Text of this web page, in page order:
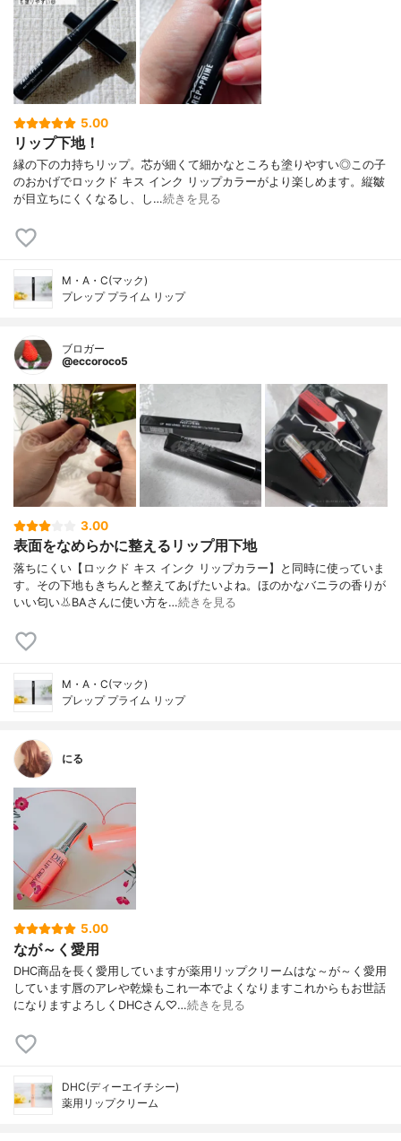
5.00
リップ下地！
縁の下の力持ちリップ。芯が細くて細かなところも塗りやすい◎この子
のおかげでロックド キス インク リップカラーがより楽しめます。縦皺
が目立ちにくくなるし、し…続きを見る
M・A・C(マック)
プレップ プライム リップ
ブロガー
@eccoroco5
3.00
表面をなめらかに整えるリップ用下地
落ちにくい【ロックド キス インク リップカラー】と同時に使っていま
す。その下地もきちんと整えてあげたいよね。ほのかなバニラの香りが
いい匂い👃BAさんに使い方を…続きを見る
M・A・C(マック)
プレップ プライム リップ
にる
5.00
なが～く愛用
DHC商品を長く愛用していますが薬用リップクリームはな～が～く愛用
しています唇のアレや乾燥もこれ一本でよくなりますこれからもお世話
になりますよろしくDHCさん♡…続きを見る
DHC(ディーエイチシー)
薬用リップクリーム